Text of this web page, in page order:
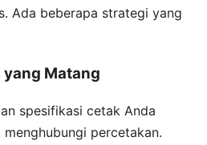
Ada beberapa strategi yang
yang Matang
spesifikasi cetak Anda
percetakan.